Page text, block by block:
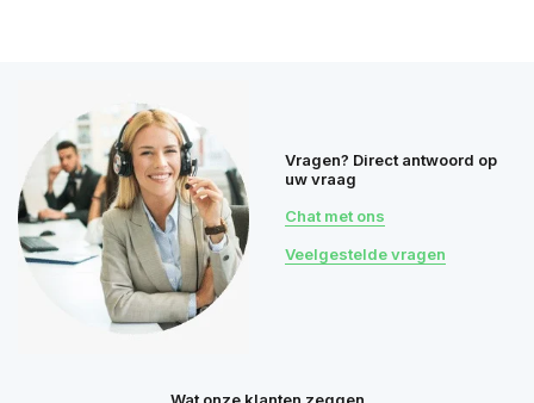
Vragen? Direct antwoord op
uw vraag
Chat met ons
Veelgestelde vragen